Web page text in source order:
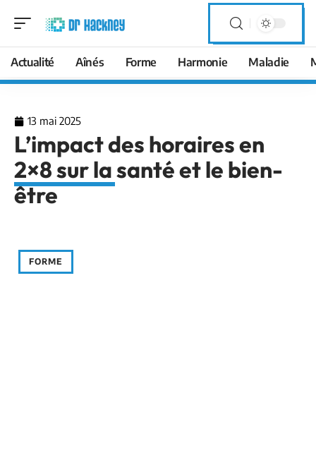
Actualité Aînés Forme Harmonie Maladie
13 mai 2025
L’impact des horaires en
2×8 sur la santé et le bien-
être
FORME